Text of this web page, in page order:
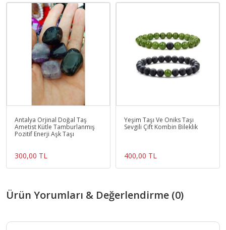
Antalya Orjinal Doğal Taş
Ametist Kütle Tamburlanmış
Pozitif Enerji Aşk Taşı
300,00 TL
Yeşim Taşı Ve Oniks Taşı
Sevgili Çift Kombin Bileklik
400,00 TL
Ürün Yorumları & Değerlendirme (0)